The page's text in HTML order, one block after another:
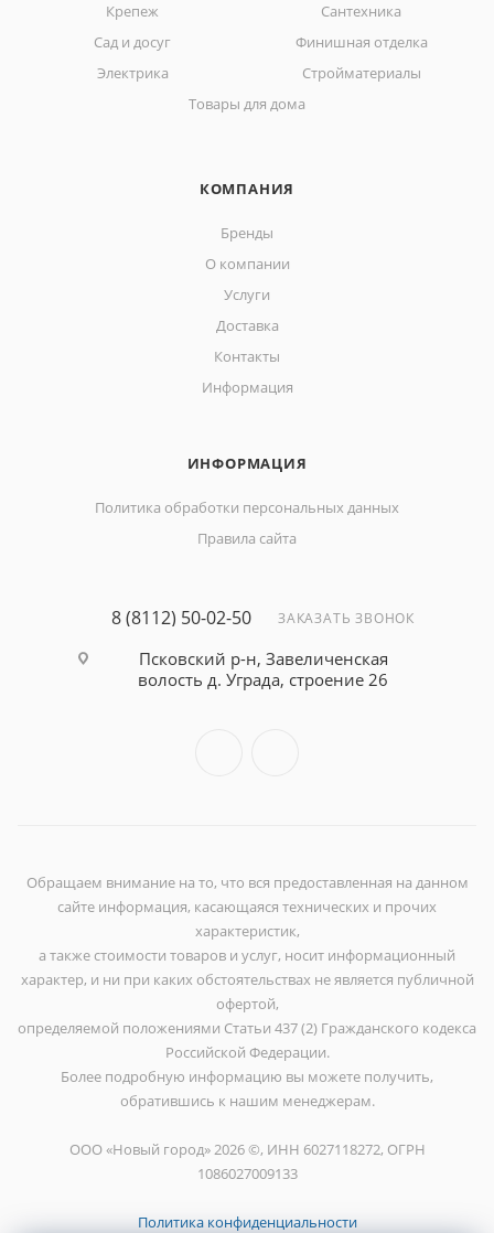
Крепеж
Сантехника
Сад и досуг
Финишная отделка
Электрика
Стройматериалы
Товары для дома
КОМПАНИЯ
Бренды
О компании
Услуги
Доставка
Контакты
Информация
ИНФОРМАЦИЯ
Политика обработки персональных данных
Правила сайта
8 (8112) 50-02-50 ЗАКАЗАТЬ ЗВОНОК
Псковский р-н, Завеличенская
волость д. Уграда, строение 26
Обращаем внимание на то, что вся предоставленная на данном
сайте информация, касающаяся технических и прочих
характеристик,
а также стоимости товаров и услуг, носит информационный
характер, и ни при каких обстоятельствах не является публичной
офертой,
определяемой положениями Статьи 437 (2) Гражданского кодекса
Российской Федерации.
Более подробную информацию вы можете получить,
обратившись к нашим менеджерам.
ООО «Новый город» 2026 ©, ИНН 6027118272, ОГРН
1086027009133
Политика конфиденциальности